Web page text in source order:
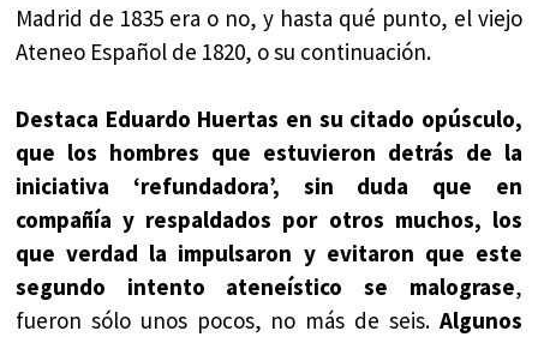
Madrid de 1835 era o no, y hasta qué punto, el viejo
Ateneo Español de 1820, o su continuación.
Destaca Eduardo Huertas en su citado opúsculo,
que los hombres que estuvieron detrás de la
iniciativa ‘refundadora’, sin duda que en
compañía y respaldados por otros muchos, los
que verdad la impulsaron y evitaron que este
segundo intento ateneístico se malograse,
fueron sólo unos pocos, no más de seis. Algunos